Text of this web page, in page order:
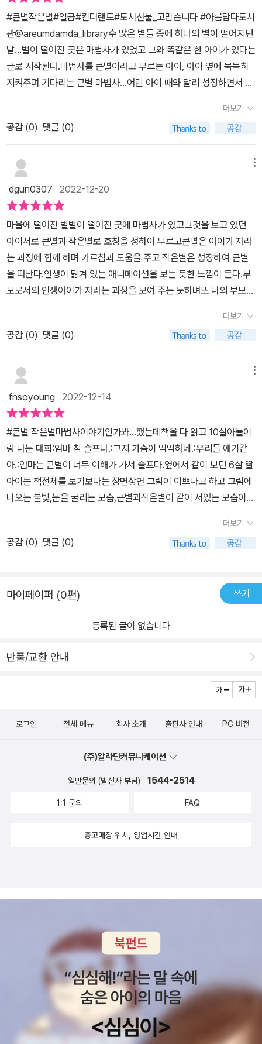
이야기에 먹먹해진다.이른 사춘기 온 아이 덕에 육아의 힘듦을,아기
때 힘들었던 것과 다른 것을 느끼는데이 책을 보며 큰별 입장도,작은
별의 입장도 볼 수 있고,이입이 되어 마음이 차분해졌다.엄마가 제일
좋다는 아이들.지금 서로에게 좋은 영향을 주고 있는지 생각하게 된
다.아이들이 부모에게 온 것처럼 부모도 아이에게 온 것이라는 걸. 역
지사지로 생각해 보게 된다.모든 장면이 내 얘기처럼 느껴지고,큰 별
과 작은별의 만남과 헤어짐처럼아이들과 나의 시간도 무한하지 않다
는 걸 느낀다.부모 자식 관계 아닌 서로 의지하는 모든 관계에서공감
습니다#프로젝트B #B평가 #매니아서평단 #신간그림책 #큰별 #작
은별 #가족 #성장 #만남 #헤어짐 #북스타그램 #책스타그램 #독서
하는아이 #독서하는엄마 #초등추천도서 #유아책 #그림책
#큰별작은별#일곱#킨더랜드#도서선물_고맙습니다 #아름담다도서
관@areumdamda_library수 많은 별들 중에 하나의 별이 떨어지던
날...별이 떨어진 곳은 마법사가 있었고 그와 똑같은 한 아이가 있다는
글로 시작된다.마법사를 큰별이라고 부르는 아이, 아이 옆에 묵묵히
지켜주며 기다리는 큰별 마법사...어린 아이 때와 달리 성장하면서 더
우리의 부모 모습과도 닮았다.잘 지내는지 혹여 무슨 일은 없지는 걱
정스러운 마음과 넓은 세상에서 다양하고 새로운 것들과 마주하며 스
스로 헤쳐나갈 수 있도록 뒤에서 응원하는 부모처럼 큰별 마법사도
그러지 않았을까?훗날 큰별을 만나기 위해 돌아왔지만 백발 큰별은
마법사와의 만남이 있는 걸 아닐까?우리도 그리운 누군가가 있을 때
하늘을 보며 그리워하는 것처럼 아이도 그리운 큰별을 떠올린다.
더보기
공감 (0) 댓글 (0)
dgun0307 2022-12-20
마을에 떨어진 별별이 떨어진 곳에 마법사가 있고그것을 보고 있던
아이서로 큰별과 작은별로 호칭을 정하여 부르고큰별은 아이가 자라
는 과정에 함께 하며 가르침과 도움을 주고 작은별은 성장하여 큰별
을 떠난다.인생이 닮겨 있는 애니메이션을 보는 듯한 느낌이 든다.부
모로서의 인생아이가 자라는 과정을 보여 주는 듯하며또 나의 부모를
에요.큰별과 아이는 어떻게 될까요? 그림책을 통해 확인해보세요.
😢 출판사로부터 제공받은 도서를 읽고 작성하였습니다.
더보기
공감 (0) 댓글 (0)
fnsoyoung 2022-12-14
#큰별 작은별마법사이야기인가봐…했는데책을 다 읽고 10살아들이
랑 나눈 대화:엄마 참 슬프다.:그지 가슴이 먹먹하네.:우리들 얘기같
아.:엄마는 큰별이 너무 이해가 가서 슬프다.옆에서 같이 보던 6살 딸
아이는 책전체를 보기보다는 장면장면 그림이 이쁘다고 하고 그림에
나오는 불빛,눈을 굴리는 모습,큰별과작은별이 같이 서있는 모습이
모습에 우리의 모습이 투영이 되기도 하고 큰별의 마음도 작은별의
마음도 이해가 가기에 더 먹먹했던 것 같다.그림 하나하나내용 하나
하나곱씹어보고싶은 그림책.#도서협찬 #큰별작은별 #일곱 #킨더랜
더보기
공감 (0) 댓글 (0)
마이페이퍼 (0편) 쓰기
등록된 글이 없습니다
반품/교환 안내
로그인 전체 메뉴 회사 소개 출판사 안내 PC 버전
(주)알라딘커뮤니케이션
일반문의 (발신자 부담) 1544-2514
1:1 문의 FAQ
중고매장 위치, 영업시간 안내